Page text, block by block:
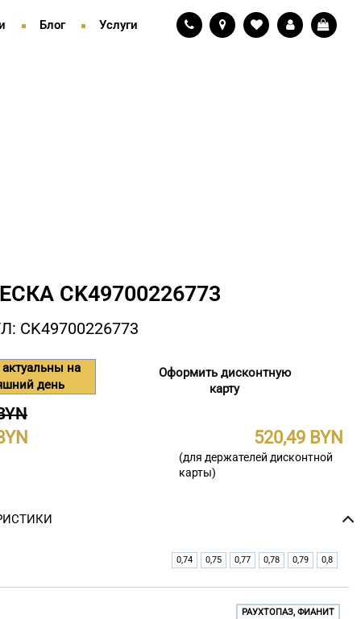
Блог Услуги
СK49700226773
СK49700226773
на
день
Оформить дисконтную
карту
520,49
(для держателей дисконтной
карты)
0,74 0,75 0,77 0,78 0,79 0,8
РАУХТОПАЗ, ФИАНИТ